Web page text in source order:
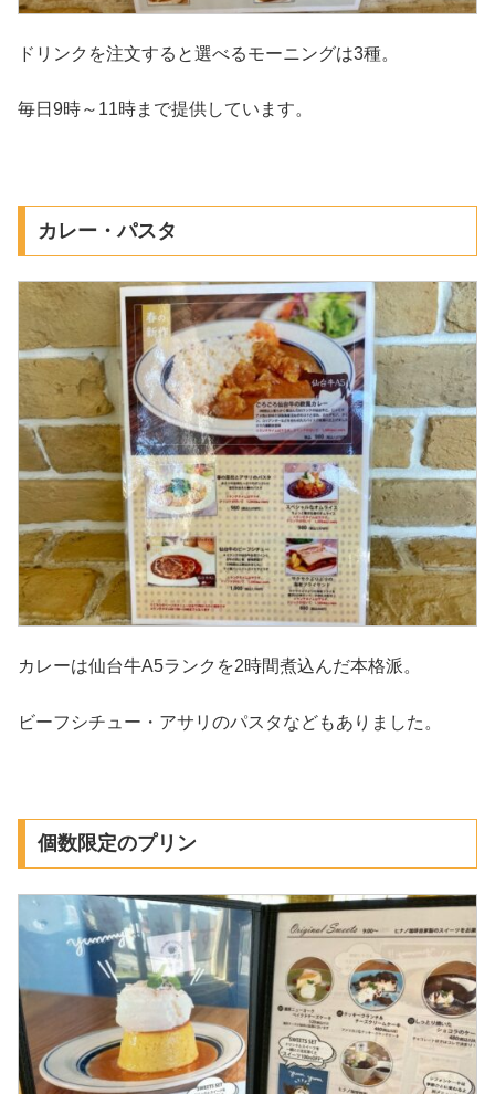
ドリンクを注文すると選べるモーニングは3種。
毎日9時～11時まで提供しています。
カレー・パスタ
カレーは仙台牛A5ランクを2時間煮込んだ本格派。
ビーフシチュー・アサリのパスタなどもありました。
個数限定のプリン